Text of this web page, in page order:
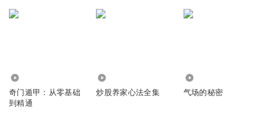
奇门遁甲：从零基础
到精通
炒股养家心法全集 气场的秘密